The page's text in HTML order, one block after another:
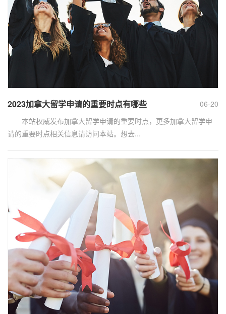
06-20
2023加拿大留学申请的重要时点有哪些
本站权威发布加拿大留学申请的重要时点，更多加拿大留学申
请的重要时点相关信息请访问本站。想去...